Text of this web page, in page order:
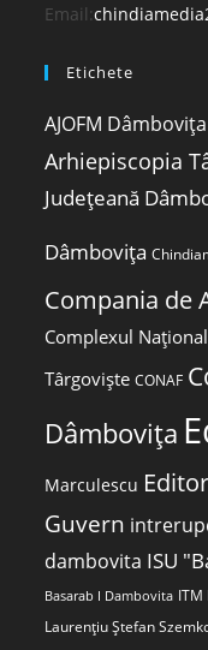
Email:
Etichete
AJOFM Dâmbovița
Arhiepiscopia
Județeană
Dâmbovița
Compania de
Complexul
Târgoviște CONAF
Dâmbovița
Marculescu
Guvern
dambovita ISU
Basarab I Dambovita ITM
Laurențiu Ștefan